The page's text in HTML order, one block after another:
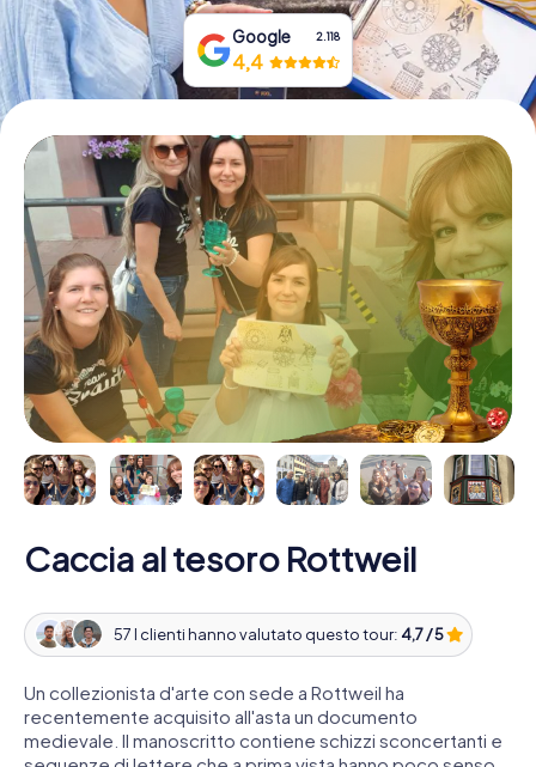
Google 2.118
4,4
Caccia al tesoro Rottweil
57 I clienti hanno valutato questo tour: 4,7 / 5
Un collezionista d'arte con sede a Rottweil ha
recentemente acquisito all'asta un documento
medievale. Il manoscritto contiene schizzi sconcertanti e